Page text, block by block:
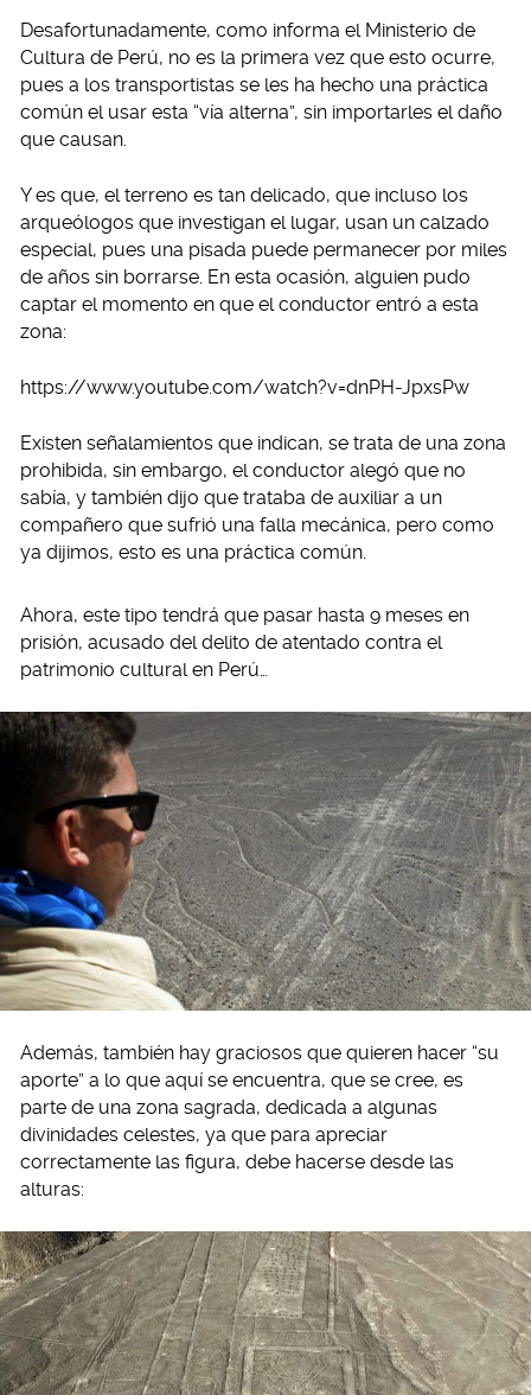
Desafortunadamente, como informa el Ministerio de
Cultura de Perú, no es la primera vez que esto ocurre,
pues a los transportistas se les ha hecho una práctica
común el usar esta “vía alterna”, sin importarles el daño
que causan.
Y es que, el terreno es tan delicado, que incluso los
arqueólogos que investigan el lugar, usan un calzado
especial, pues una pisada puede permanecer por miles
de años sin borrarse. En esta ocasión, alguien pudo
captar el momento en que el conductor entró a esta
zona:
https://www.youtube.com/watch?v=dnPH-JpxsPw
Existen señalamientos que indican, se trata de una zona
prohibida, sin embargo, el conductor alegó que no
sabía, y también dijo que trataba de auxiliar a un
compañero que sufrió una falla mecánica, pero como
ya dijimos, esto es una práctica común.
Ahora, este tipo tendrá que pasar hasta 9 meses en
prisión, acusado del delito de atentado contra el
patrimonio cultural en Perú…
Además, también hay graciosos que quieren hacer “su
aporte” a lo que aquí se encuentra, que se cree, es
parte de una zona sagrada, dedicada a algunas
divinidades celestes, ya que para apreciar
correctamente las figura, debe hacerse desde las
alturas: